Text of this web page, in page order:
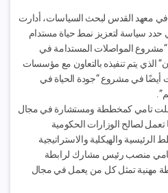
معهد القدس لبحث السياسات، أدارت
حدد سياسة لتعزيز نمط حياة مستدام
المواصلات المستدامة في
يتم تنفيذه بالتعاون مع مؤسسات
أيضًا في مشروع “جودة الحياة في
عملت تامي كمخططة ومستشارة في مجال
لصالح الوزارات الحكومية
والهيكلية والاستراتيجية
يونيو 2018 تشغل تامي منصب رئيس مشارك لرابطة
مهنية تمثل كل من يعمل في مجال